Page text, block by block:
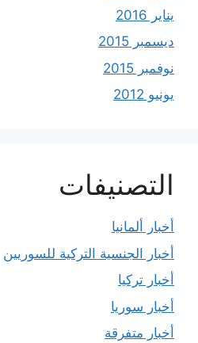
يناير 2016
ديسمبر 2015
نوفمبر 2015
يونيو 2012
التصنيفات
أخبار ألمانيا
أخبار الجنسية التركية للسوريين
أخبار تركيا
أخبار سوريا
أخبار متفرقة